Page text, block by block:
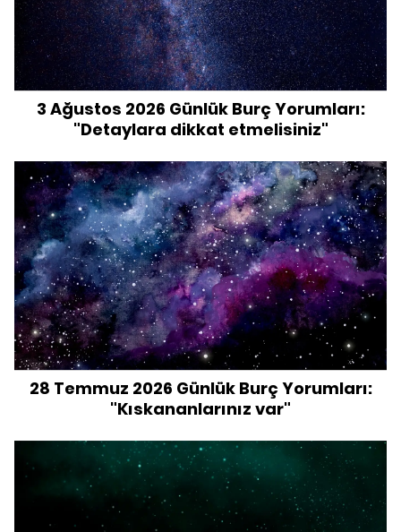
3 Ağustos 2026 Günlük Burç Yorumları:
"Detaylara dikkat etmelisiniz"
28 Temmuz 2026 Günlük Burç Yorumları:
"Kıskananlarınız var"